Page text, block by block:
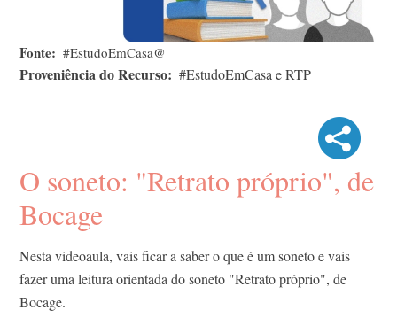
Fonte #EstudoEmCasa@
Proveniência do Recurso #EstudoEmCasa e RTP
O soneto: "Retrato próprio", de
Bocage
Nesta videoaula, vais ficar a saber o que é um soneto e vais
fazer uma leitura orientada do soneto "Retrato próprio", de
Bocage.